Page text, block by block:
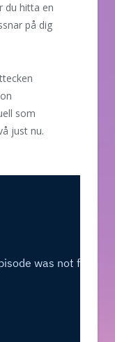
du hitta en
på dig
som
just nu.